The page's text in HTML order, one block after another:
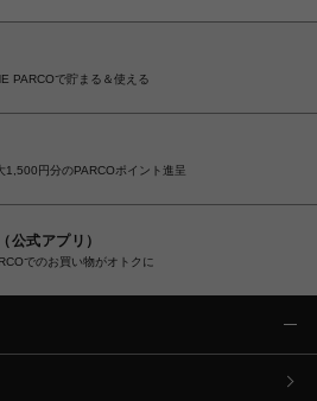
PARCOで貯まる＆使える
1,500円分のPARCOポイント進呈
公式アプリ）
でのお買い物がオトクに